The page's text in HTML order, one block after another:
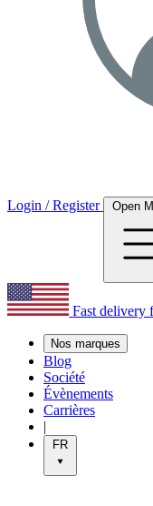
Login / Register Open
Fast delivery
Nos marques
Blog
Société
Évènements
Carrières
|
FR